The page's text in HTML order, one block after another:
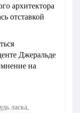
архитектора
отставкой
Джеральде
на
ласка,